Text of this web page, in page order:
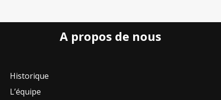
A propos de nous
Historique
L’équipe